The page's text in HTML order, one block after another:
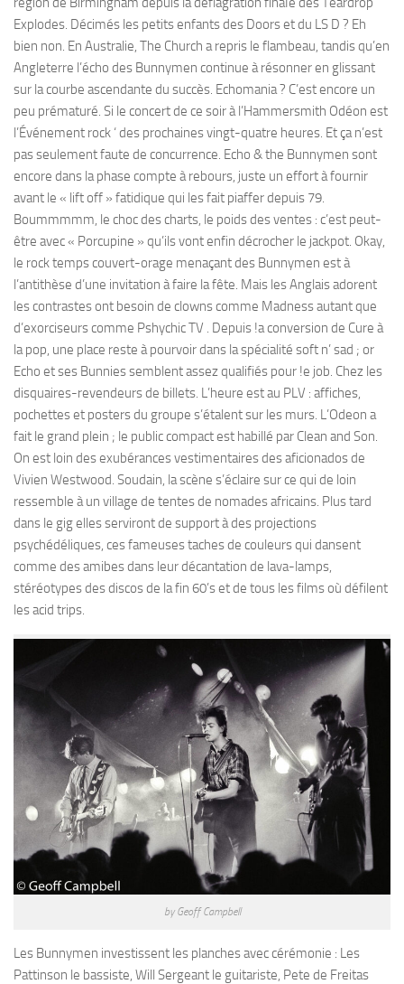
Explodes. Décimés les petits enfants des Doors et du LS D ? Eh
bien non. En Australie, The Church a repris le flambeau, tandis qu’en
Angleterre l’écho des Bunnymen continue à résonner en glissant
sur la courbe ascendante du succès. Echomania ? C’est encore un
peu prématuré. Si le concert de ce soir à l’Hammersmith Odéon est
l’Événement rock ‘ des prochaines vingt-quatre heures. Et ça n’est
pas seulement faute de concurrence. Echo & the Bunnymen sont
encore dans la phase compte à rebours, juste un effort à fournir
avant le « lift off » fatidique qui les fait piaffer depuis 79.
Boummmmm, le choc des charts, le poids des ventes : c’est peut-
être avec « Porcupine » qu’ils vont enfin décrocher le jackpot. Okay,
le rock temps couvert-orage menaçant des Bunnymen est à
l’antithèse d’une invitation à faire la fête. Mais les Anglais adorent
les contrastes ont besoin de clowns comme Madness autant que
d’exorciseurs comme Pshychic TV . Depuis !a conversion de Cure à
la pop, une place reste à pourvoir dans la spécialité soft n’ sad ; or
Echo et ses Bunnies semblent assez qualifiés pour !e job. Chez les
disquaires-revendeurs de billets. L’heure est au PLV : affiches,
pochettes et posters du groupe s’étalent sur les murs. L’Odeon a
fait le grand plein ; le public compact est habillé par Clean and Son.
On est loin des exubérances vestimentaires des aficionados de
Vivien Westwood. Soudain, la scène s’éclaire sur ce qui de loin
ressemble à un village de tentes de nomades africains. Plus tard
dans le gig elles serviront de support à des projections
psychédéliques, ces fameuses taches de couleurs qui dansent
comme des amibes dans leur décantation de lava-lamps,
stéréotypes des discos de la fin 60’s et de tous les films où défilent
les acid trips.
by Geoff Campbell
Les Bunnymen investissent les planches avec cérémonie : Les
Pattinson le bassiste, Will Sergeant le guitariste, Pete de Freitas